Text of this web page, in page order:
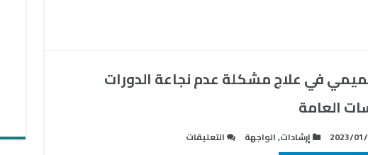
في علاج مشكلة عدم نجاعة الدورات
العامة
2023/ إرشادات,الواجهة التعليقات